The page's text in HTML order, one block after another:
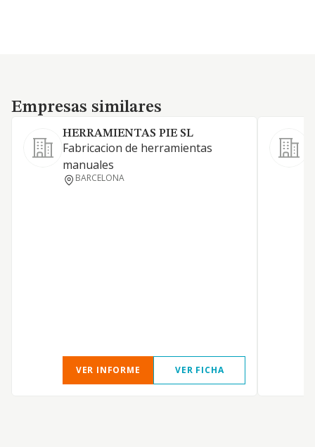
Empresas similares
Empresas similares
HERRAMIENTAS PIE SL
Fabricacion de herramientas
manuales
BARCELONA
VER INFORME VER FICHA